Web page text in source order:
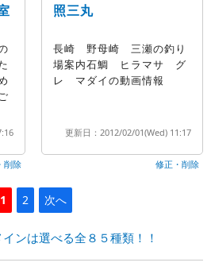
削除
照三丸
長崎 野母崎 三瀬の釣り
場案内石鯛 ヒラマサ グ
レ マダイの動画情報
更新日：2012/02/01(Wed) 11:17
修正・削除
1 2 次へ
ンは選べる全８５種類！！